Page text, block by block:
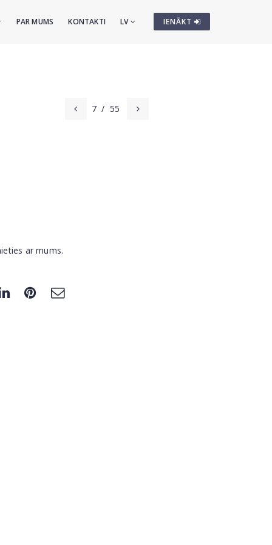
IENĀKT
PAR MUMS KONTAKTI LV
7 / 55
ar mums.